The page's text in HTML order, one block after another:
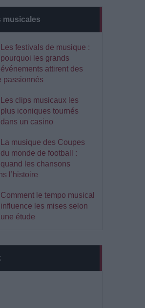
musicales
Les festivals de musique :
pourquoi les grands
événements attirent des
passionnés
Les clips musicaux les
plus iconiques tournés
dans un casino
La musique des Coupes
du monde de football :
quand les chansons
l’histoire
Comment le tempo musical
influence les mises selon
une étude